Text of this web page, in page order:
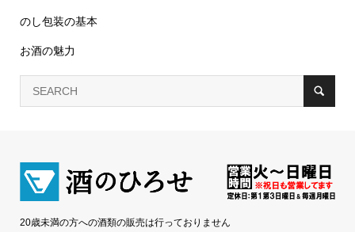
のし包装の基本
お酒の魅力
20歳未満の方への酒類の販売は行っておりません